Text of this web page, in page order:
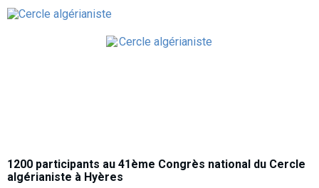
1200 participants au 41ème Congrès national du Cercle
algérianiste à Hyères